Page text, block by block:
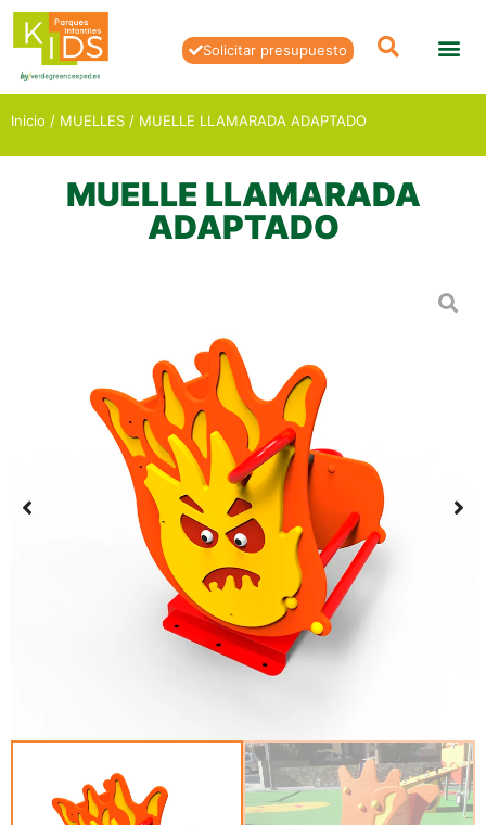
Solicitar presupuesto
Inicio / MUELLES / MUELLE LLAMARADA ADAPTADO
MUELLE LLAMARADA
ADAPTADO